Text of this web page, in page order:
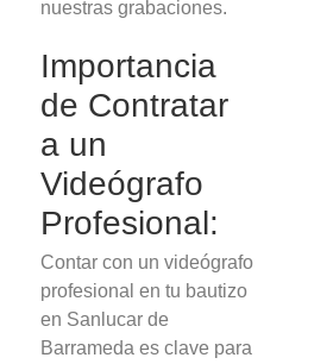
nuestras grabaciones.
Importancia
de Contratar
a un
Videógrafo
Profesional:
Contar con un videógrafo
profesional en tu bautizo
en Sanlucar de
Barrameda es clave para